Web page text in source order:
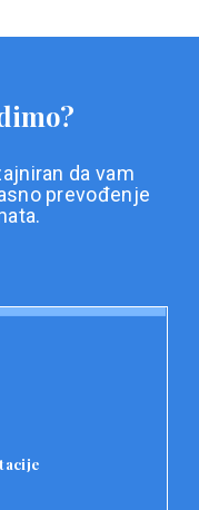
da vam
prevođenje
je priprema
učitavaju svoje
za prevod.